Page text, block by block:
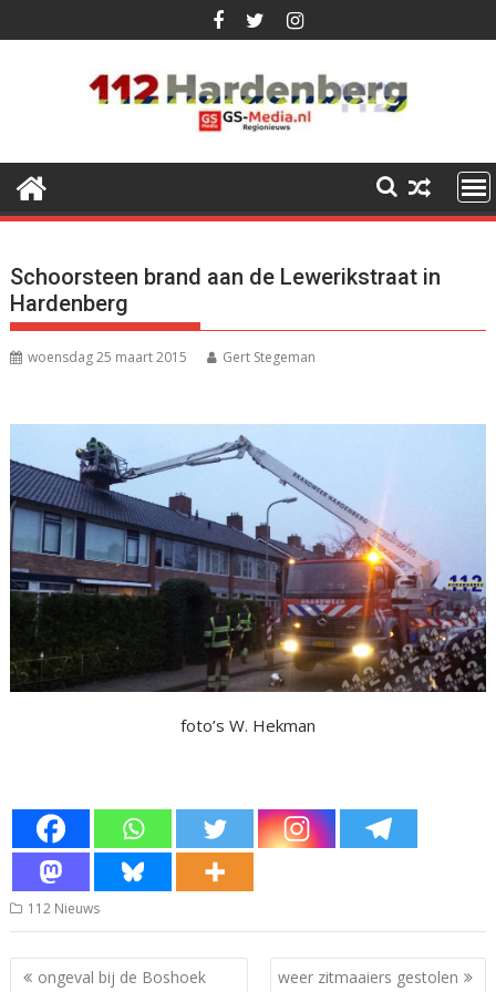
naar
Schoorsteen brand aan de Lewerikstraat in
Hardenberg
woensdag 25 maart 2015 Gert Stegeman
foto’s W. Hekman
112 Nieuws
Bericht
ongeval bij de Boshoek
weer zitmaaiers gestolen